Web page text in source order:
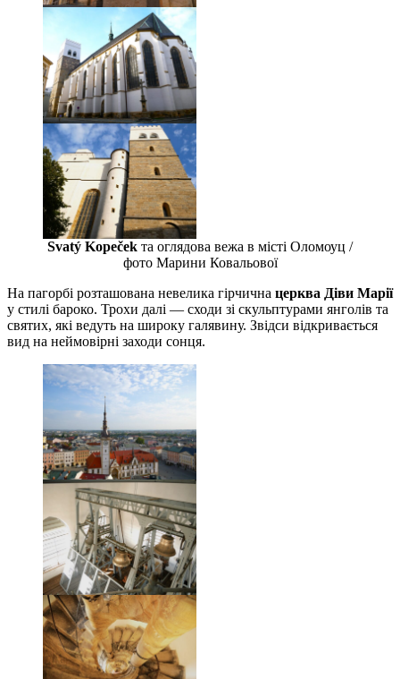
Svatý Kopeček та оглядова вежа в місті Оломоуц /
фото Марини Ковальової
На пагорбі розташована невелика гірчична церква Діви Марії
у стилі бароко. Трохи далі — сходи зі скульптурами янголів та
святих, які ведуть на широку галявину. Звідси відкривається
вид на неймовірні заходи сонця.